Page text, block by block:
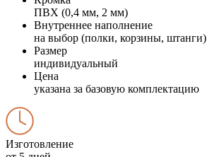
ПВХ (0,4 мм, 2 мм)
Внутреннее наполнение
на выбор (полки, корзины, штанги)
Размер
индивидуальный
Цена
указана за базовую комплектацию
Изготовление